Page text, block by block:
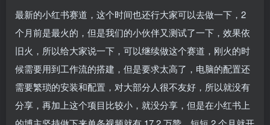
最新的小红书赛道，这个时间也还行大家可以去做一下，2
个月前是最火的，但是我们的小伙伴又测试了一下，效果依
旧火，所以给大家说一下，可以继续做这个赛道，刚火的时
候需要用到工作流的搭建，但是要求太高了，电脑的配置还
需要繁琐的安装和配置，对大部分人很不友好，所以就没有
分享，再加上这个项目比较小，就没分享，但是在小红书上